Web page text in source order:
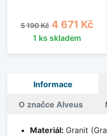
Běžná cena
5 190 Kč Cena
4 671 Kč
1 ks skladem
Informace
O značce Alveus
Materiál: Granit